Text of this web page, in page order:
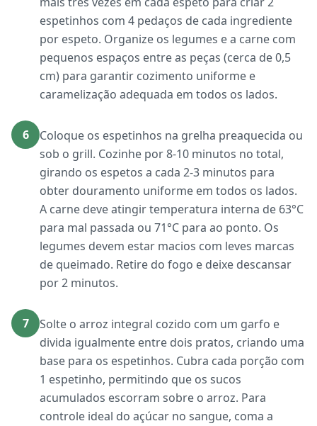
espetinhos com 4 pedaços de cada ingrediente
por espeto. Organize os legumes e a carne com
pequenos espaços entre as peças (cerca de 0,5
cm) para garantir cozimento uniforme e
caramelização adequada em todos os lados.
6
Coloque os espetinhos na grelha preaquecida ou
sob o grill. Cozinhe por 8-10 minutos no total,
girando os espetos a cada 2-3 minutos para
obter douramento uniforme em todos os lados.
A carne deve atingir temperatura interna de 63°C
para mal passada ou 71°C para ao ponto. Os
legumes devem estar macios com leves marcas
de queimado. Retire do fogo e deixe descansar
por 2 minutos.
7
Solte o arroz integral cozido com um garfo e
divida igualmente entre dois pratos, criando uma
base para os espetinhos. Cubra cada porção com
1 espetinho, permitindo que os sucos
acumulados escorram sobre o arroz. Para
controle ideal do açúcar no sangue, coma a